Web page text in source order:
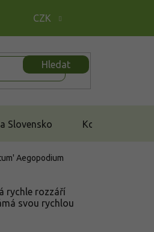
CZK
Hledat
Slovensko Kontakt
Aegopodium
rychle rozzáří
svou rychlou